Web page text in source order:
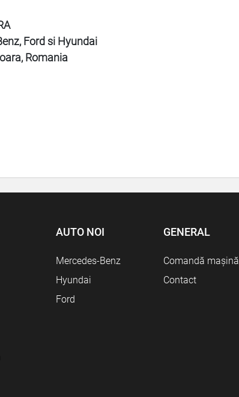
Ford si Hyundai
Romania
AUTO NOI
Mercedes-Benz
Hyundai
Ford
GENERAL
Comandă mașină
Contact